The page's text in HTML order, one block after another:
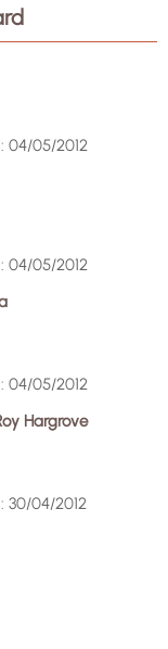
04/05/2012
04/05/2012
04/05/2012
Hargrove
30/04/2012